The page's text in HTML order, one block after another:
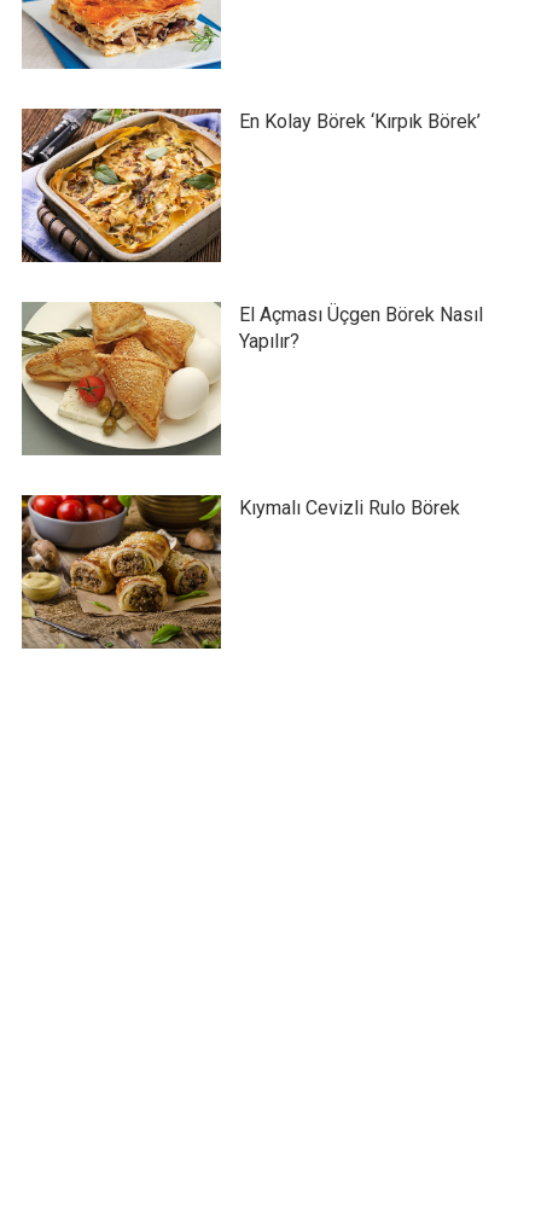
En Kolay Börek ‘Kırpık Börek’
El Açması Üçgen Börek Nasıl
Yapılır?
Kıymalı Cevizli Rulo Börek